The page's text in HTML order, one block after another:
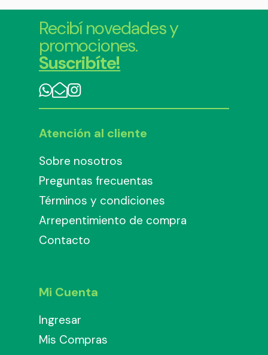
Recibí novedades y
promociones.
Suscribíte!
Atención al cliente
Sobre nosotros
Preguntas frecuentas
Términos y condiciones
Arrepentimiento de compra
Contacto
Mi Cuenta
Ingresar
Mis Compras